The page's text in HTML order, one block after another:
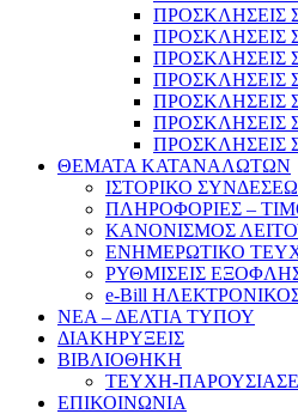
ΠΡΟΣΚΛΗΣΕΙΣ
ΠΡΟΣΚΛΗΣΕΙΣ
ΠΡΟΣΚΛΗΣΕΙΣ
ΠΡΟΣΚΛΗΣΕΙΣ
ΠΡΟΣΚΛΗΣΕΙΣ
ΠΡΟΣΚΛΗΣΕΙΣ
ΠΡΟΣΚΛΗΣΕΙΣ
ΘΕΜΑΤΑ ΚΑΤΑΝΑΛΩΤΩΝ
ΙΣΤΟΡΙΚΟ
ΠΛΗΡΟΦΟΡΙΕΣ –
ΚΑΝΟΝΙΣΜΟΣ
ΕΝΗΜΕΡΩΤΙΚΟ
ΡΥΘΜΙΣΕΙΣ
e-Bill
ΝΕΑ – ΔΕΛΤΙΑ ΤΥΠΟΥ
ΔΙΑΚΗΡΥΞΕΙΣ
ΒΙΒΛΙΟΘΗΚΗ
ΤΕΥΧΗ-
ΕΠΙΚΟΙΝΩΝΙΑ